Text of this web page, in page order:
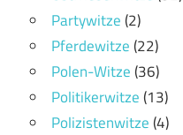
Partywitze(2)
Pferdewitze(22)
Polen-Witze(36)
Politikerwitze(13)
Polizistenwitze(4)